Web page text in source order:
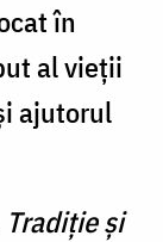
în
al vieții
ajutorul
Tradiție și